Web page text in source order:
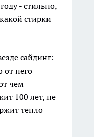
- стильно,
стирки
сайдинг:
от него
чем
100 лет, не
тепло